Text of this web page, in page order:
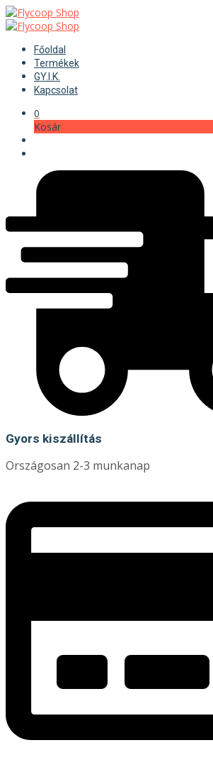
Főoldal
Termékek
GY.I.K.
Kapcsolat
0
Kosár
Gyors kiszállítás
Országosan 2-3 munkanap